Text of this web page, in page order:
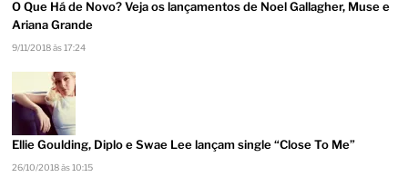
O Que Há de Novo? Veja os lançamentos de Noel Gallagher, Muse e
Ariana Grande
9/11/2018 às 17:24
Ellie Goulding, Diplo e Swae Lee lançam single “Close To Me”
26/10/2018 às 10:15